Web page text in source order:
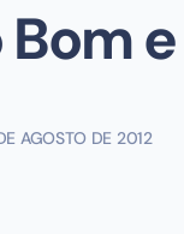
AGOSTO DE 2012